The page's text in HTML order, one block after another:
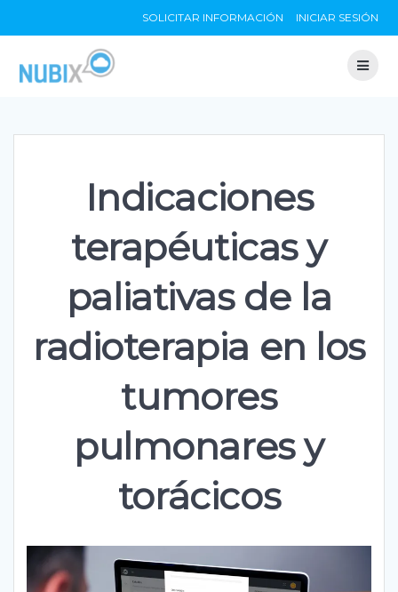
to
SOLICITAR INFORMACIÓN INICIAR SESIÓN
Indicaciones
terapéuticas y
paliativas de la
radioterapia en los
tumores
pulmonares y
torácicos